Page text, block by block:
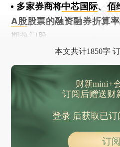
多家券商将中芯国际、佰
A股股票的融资融券折算
期热门股
本文共计1850字
财新mini+
订阅后赠送财
登录后获取已订
订阅